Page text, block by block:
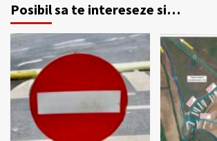
Posibil sa te intereseze si…